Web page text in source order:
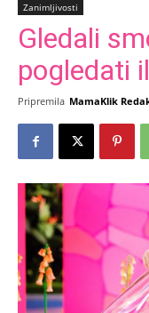
Zanimljivosti
Gledali
pogledati
Pripremila MamaKlik